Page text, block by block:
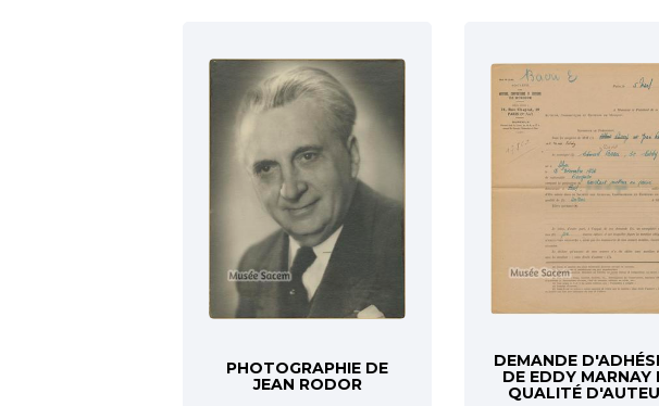
PHOTOGRAPHIE DE
JEAN RODOR
DEMANDE
DE EDDY MARNAY
QUALITÉ